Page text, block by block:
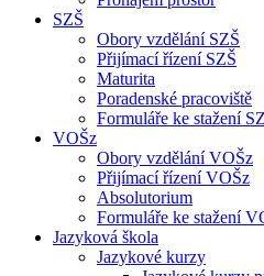
SZŠ
Obory vzdělání SZŠ
Přijímací řízení SZŠ
Maturita
Poradenské pracoviště
Formuláře ke stažení
VOŠz
Obory vzdělání VOŠz
Přijímací řízení VOŠz
Absolutorium
Formuláře ke stažení
Jazyková škola
Jazykové kurzy